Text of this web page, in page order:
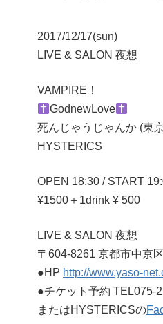
2017/12/17(sun)
LIVE & SALON 夜想
VAMPIRE！
GodnewLove
死んじゃうじゃんか (東
HYSTERICS
OPEN 18:30 / START
¥1500＋1drink ¥ 500
LIVE & SALON 夜想
〒604-8261 京都市中京
●HP http://www.yaso-
●チケット予約 TEL075-
またはHYSTERICSの